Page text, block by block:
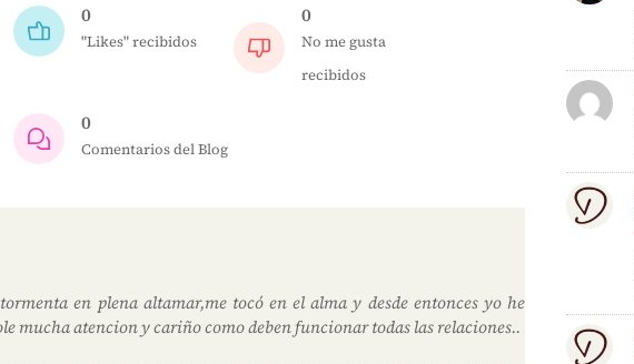
0
"Likes" recibidos
0
No me gusta
recibidos
0
Comentarios del Blog
en plena altamar,me tocó en el alma y desde entonces yo he
mucha atencion y cariño como deben funcionar todas las relaciones..